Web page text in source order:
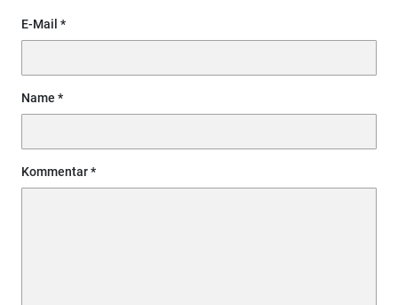
E-Mail
Name
Kommentar